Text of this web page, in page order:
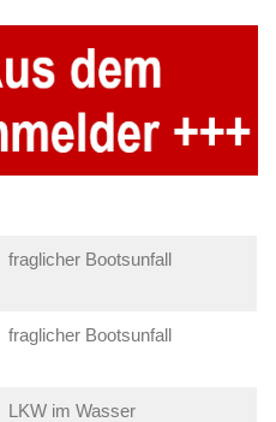
fraglicher Bootsunfall
fraglicher Bootsunfall
LKW im Wasser